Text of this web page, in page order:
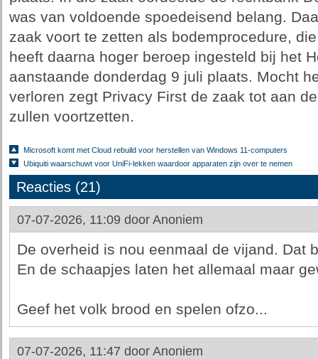
was van voldoende spoedeisend belang.
zaak voort te zetten als bodemprocedure,
heeft daarna hoger beroep ingesteld bij het
aanstaande donderdag 9 juli plaats. Mocht
verloren zegt Privacy First de zaak tot aan
zullen voortzetten.
Microsoft komt met Cloud rebuild voor herstellen van Windows 11-computers
Ubiquiti waarschuwt voor UniFi-lekken waardoor apparaten zijn over te nemen
Reacties (21)
07-07-2026, 11:09 door Anoniem
De overheid is nou eenmaal de vijand. Dat
En de schaapjes laten het allemaal maar
Geef het volk brood en spelen ofzo...
07-07-2026, 11:47 door Anoniem